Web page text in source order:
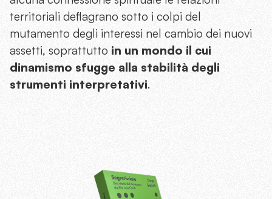
territoriali deflagrano sotto i colpi del
mutamento degli interessi nel cambio dei nuovi
assetti, soprattutto in un mondo il cui
dinamismo sfugge alla stabilità degli
strumenti interpretativi.